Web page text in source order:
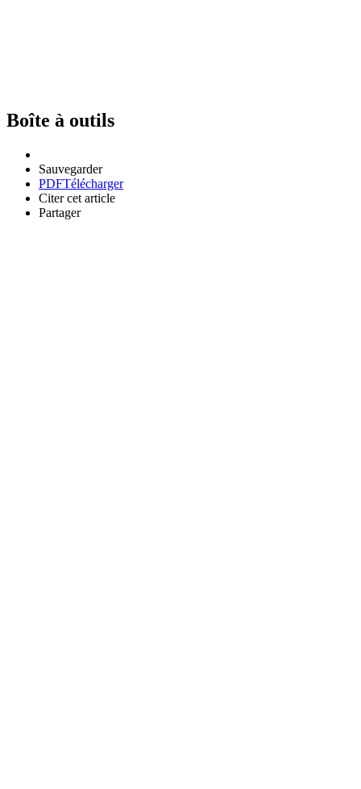
Boîte à outils
Sauvegarder
PDFTélécharger
Citer cet article
Partager